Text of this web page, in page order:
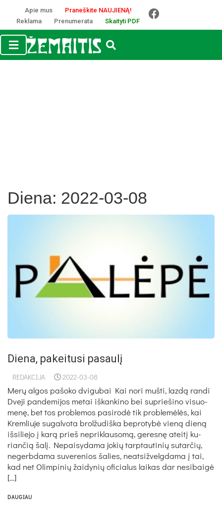
Apie mus
Praneškite NAUJIENĄ!
Reklama
Prenumerata Skaityti PDF
Diena: 2022-03-08
Diena, pakeitusi pasaulį
REDAKCIJA 2022-03-08
Merų algos pašoko dvigubai Kai no­ri muš­ti, lazdą ran­di
Dve­ji pan­de­mi­jos me­tai iš­kan­ki­no bei su­prie­ši­no vi­suo­
menę, bet tos pro­ble­mos pa­si­rodė tik pro­blemėlės, kai
Krem­liu­je su­gal­vo­ta brol­žu­diš­ka be­pro­tybė vieną dieną
iš­si­lie­jo į karą prie­š ne­prik­lau­somą, ge­resnę ateitį ku­
rian­čią šalį. Ne­pai­sy­da­ma jo­kių tarp­tau­ti­nių su­tar­čių,
ne­gerb­da­ma su­ve­re­nios ša­lies, neat­siž­velg­da­ma į tai,
kad net Olim­pi­nių žai­dy­nių ofi­cia­lus lai­kas dar ne­si­baigė
[…]
DAUGIAU